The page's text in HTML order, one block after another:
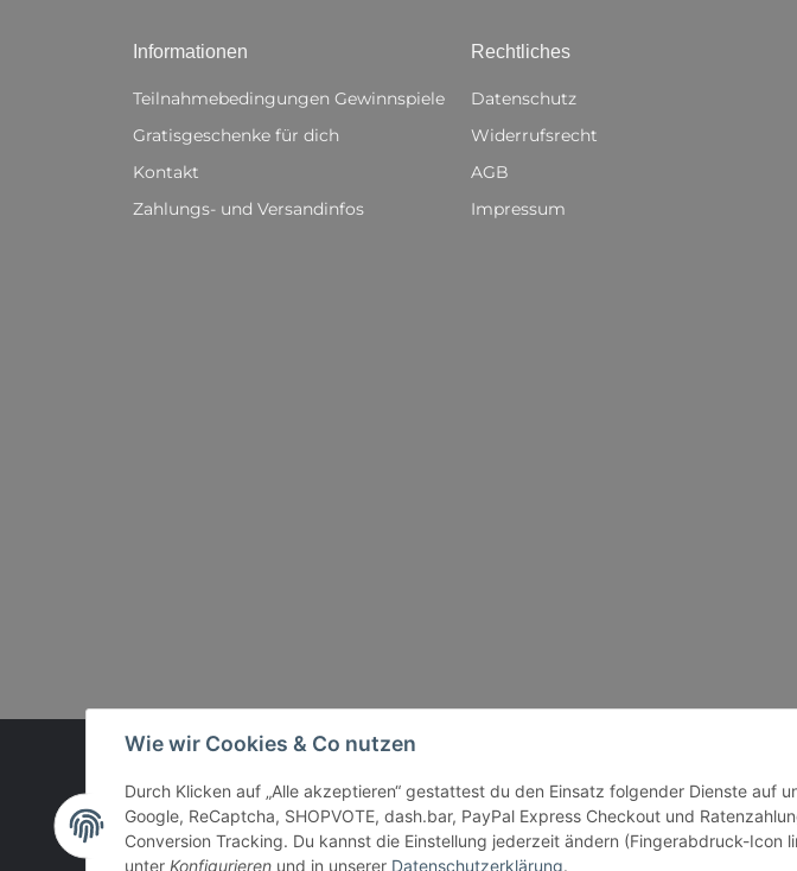
Wie wir Cookies & Co nutzen
Durch Klicken auf „Alle akzeptieren“ gestattest du den Einsatz folgender Dienste auf
Google, ReCaptcha, SHOPVOTE, dash.bar, PayPal Express Checkout und
Conversion Tracking. Du kannst die Einstellung jederzeit ändern (Fingerabdruck-Icon
unter Konfigurieren und in unserer Datenschutzerklärung.
Informationen
Teilnahmebedingungen Gewinnspiele
Gratisgeschenke für dich
Kontakt
Zahlungs- und Versandinfos
Rechtliches
Datenschutz
Widerrufsrecht
AGB
Impressum
Vertrag widerrufen